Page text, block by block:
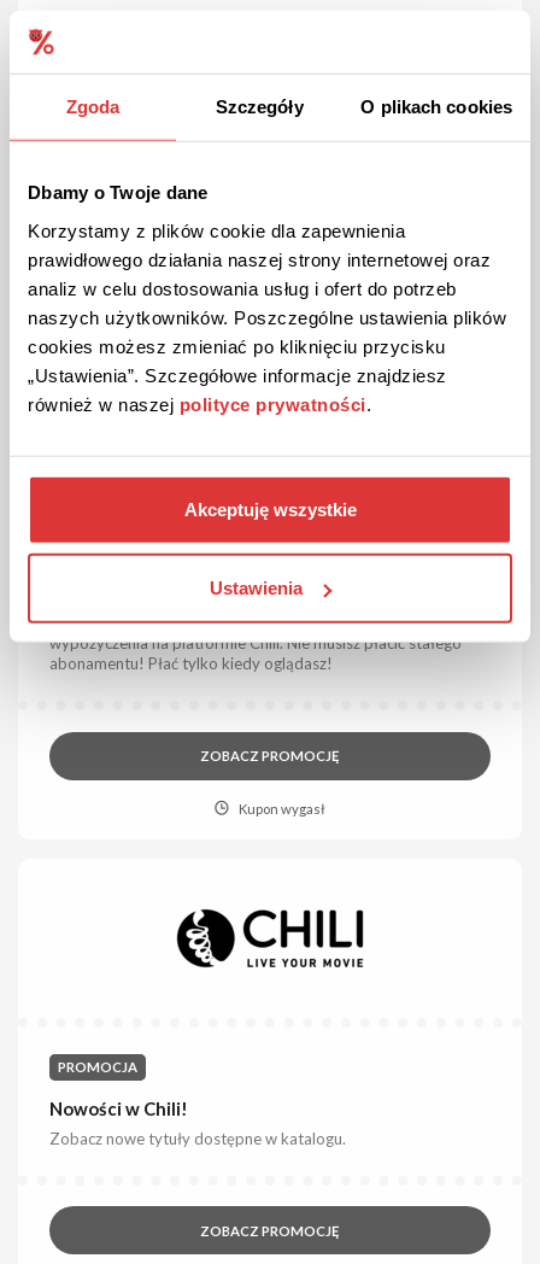
Zgoda Szczegóły O plikach cookies
Dbamy o Twoje dane
Korzystamy z plików cookie dla zapewnienia
prawidłowego działania naszej strony internetowej oraz
analiz w celu dostosowania usług i ofert do potrzeb
naszych użytkowników. Poszczególne ustawienia plików
cookies możesz zmieniać po kliknięciu przycisku
„Ustawienia”. Szczegółowe informacje znajdziesz
również w naszej polityce prywatności
Akceptuję wszystkie
Ustawienia
Gry planszowe do -50% w Empik!
Promocja dotyczy gier z podstrony promocji.
ZOBACZ PROMOCJĘ
Kupon ważny do odwołania 9
20% ZNIŻKI PROMOCJA
Rabat 20% na pierwszy film w Chili!
Zarejestruj się i zyskaj zniżkę na pierwszy film w opcji
wypożyczenia na platformie Chili. Nie musisz płacić stałego
abonamentu! Płać tylko kiedy oglądasz!
ZOBACZ PROMOCJĘ
Kupon wygasł
PROMOCJA
Nowości w Chili!
Zobacz nowe tytuły dostępne w katalogu.
ZOBACZ PROMOCJĘ